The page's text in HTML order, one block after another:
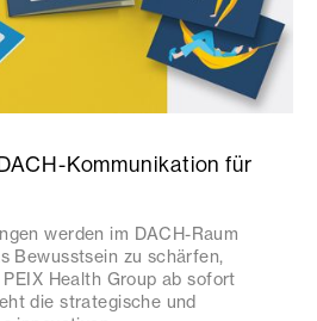
Kommunikation für
werden im DACH-Raum
Bewusstsein zu schärfen,
Health Group ab sofort
die strategische und